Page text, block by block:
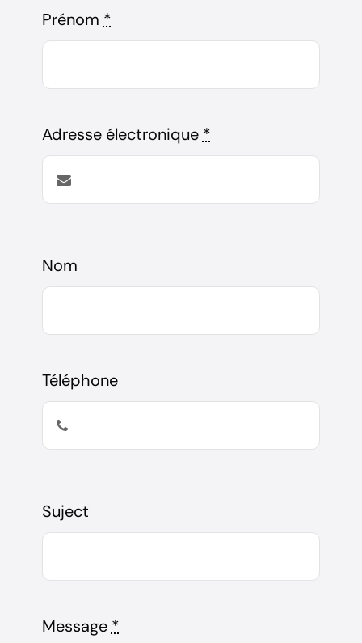
Prénom *
Adresse électronique *
Nom
Téléphone
Suject
Message *